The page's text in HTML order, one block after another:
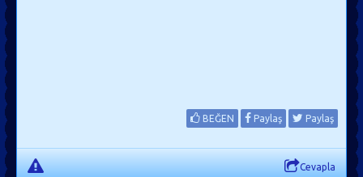
BEĞEN Paylaş Paylaş
Cevapla